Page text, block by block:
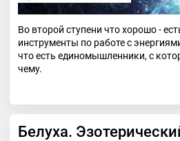
Во второй ступени что хорошо -
инструменты по работе с
что есть единомышленники, с
чему.
Белуха.